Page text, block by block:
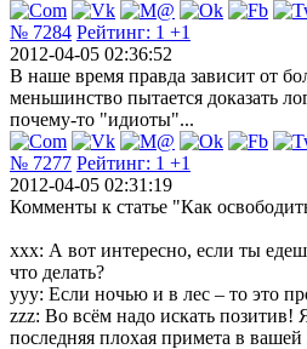
№ 7284 Рейтинг: 1 +1
2012-04-05 02:36:52
В наше время правда зависит от
меньшинство пытается доказать
почему-то "идиоты"...
№ 7277 Рейтинг: 1 +1
2012-04-05 02:31:19
Комменты к статье "Как
xxx: А вот интересно, если ты
что делать?
yyy: Если ночью и в лес – то это
zzz: Во всём надо искать позитив!
последняя плохая примета в